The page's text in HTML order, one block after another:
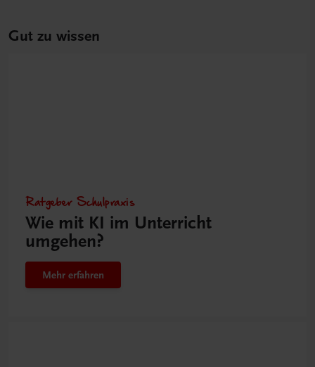
Gut zu wissen
Ratgeber Schulpraxis
Wie mit KI im Unterricht
umgehen?
Mehr erfahren